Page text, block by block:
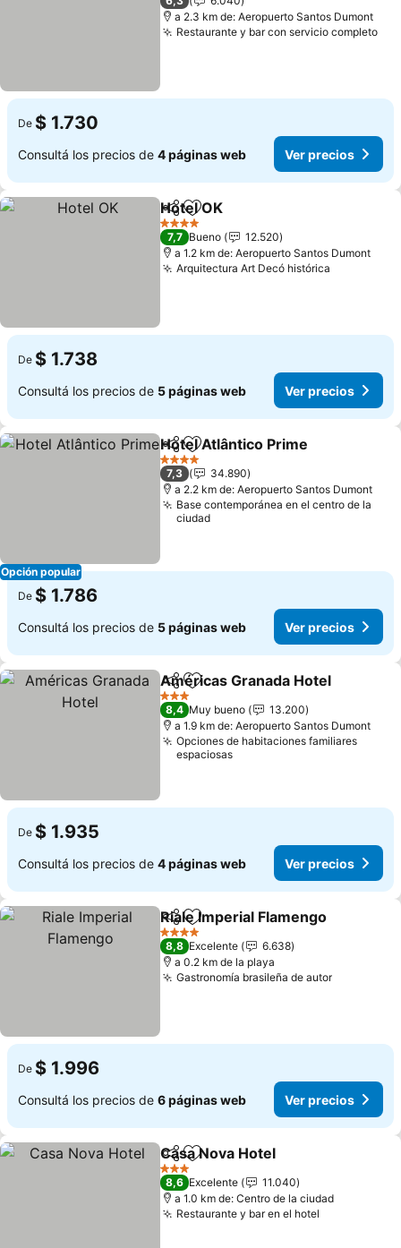
a 2.3 km de: Aeropuerto Santos Dumont
Restaurante y bar con servicio completo
De $ 1.730
Consultá los precios de 4 páginas web Ver precios
CompartirAñadir a favoritos
Hotel OK
4 Estrellas
7,7 Bueno
12.520
a 1.2 km de: Aeropuerto Santos Dumont
Arquitectura Art Decó histórica
De $ 1.738
Consultá los precios de 5 páginas web Ver precios
Opción popular
CompartirAñadir a favoritos
Hotel Atlântico Prime
4 Estrellas
7,3
34.890
a 2.2 km de: Aeropuerto Santos Dumont
Base contemporánea en el centro de la
ciudad
De $ 1.786
Consultá los precios de 5 páginas web Ver precios
CompartirAñadir a favoritos
Américas Granada Hotel
3 Estrellas
8,4 Muy bueno
13.200
a 1.9 km de: Aeropuerto Santos Dumont
Opciones de habitaciones familiares
espaciosas
De $ 1.935
Consultá los precios de 4 páginas web Ver precios
CompartirAñadir a favoritos
Riale Imperial Flamengo
4 Estrellas
8,8 Excelente
6.638
a 0.2 km de la playa
Gastronomía brasileña de autorVer
De $ 1.996
Consultá los precios de 6 páginas web Ver precios
CompartirAñadir a favoritos
Casa Nova Hotel
3 Estrellas
8,6 Excelente
11.040
a 1.0 km de: Centro de la ciudad
Restaurante y bar en el hotel